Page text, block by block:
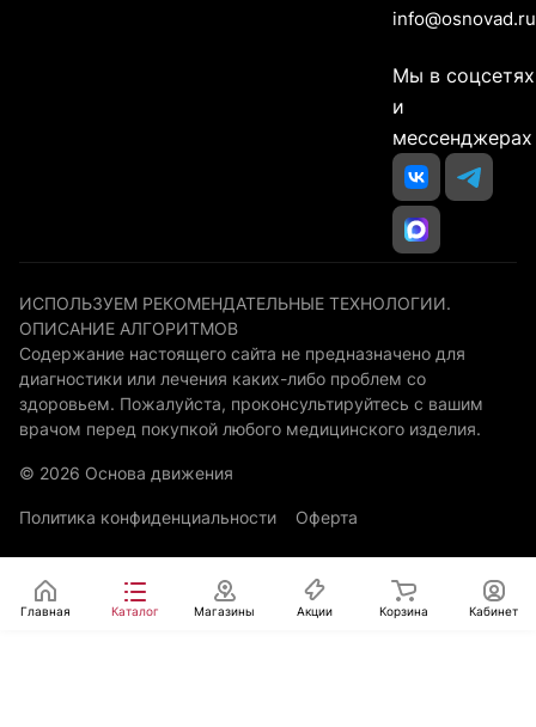
info@osnovad.ru
Мы в соцсетях
и
мессенджерах
ИСПОЛЬЗУЕМ РЕКОМЕНДАТЕЛЬНЫЕ ТЕХНОЛОГИИ.
ОПИСАНИЕ АЛГОРИТМОВ
Содержание настоящего сайта не предназначено для
диагностики или лечения каких-либо проблем со
здоровьем. Пожалуйста, проконсультируйтесь с вашим
врачом перед покупкой любого медицинского изделия.
© 2026 Основа движения
Политика конфиденциальности Оферта
Главная Каталог Магазины Акции Корзина Кабинет